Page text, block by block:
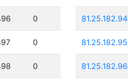
0
0
0
81.25.182.94
81.25.182.95
81.25.182.96